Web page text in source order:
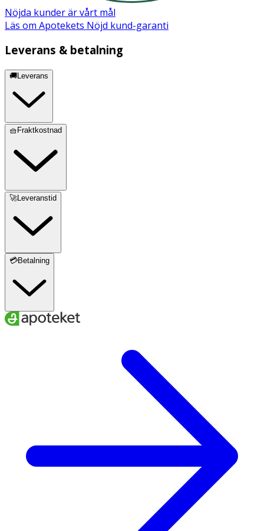
Nöjda kunder är vårt mål
Läs om Apotekets Nöjd kund-garanti
Leverans & betalning
🚚Leverans
🧺Fraktkostnad
🚀Leveranstid
💳Betalning